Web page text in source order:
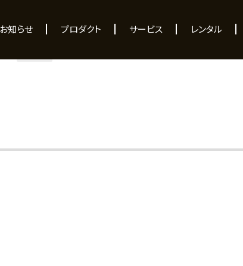
お知らせ プロダクト サービス レンタル
NEWS